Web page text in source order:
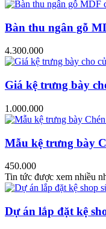
Bàn thu ngân gỗ
4.300.000
Giá kệ trưng bày
1.000.000
Mẫu kệ trưng bày
450.000
Tin tức được xem nhiều
Dự án lắp đặt kệ